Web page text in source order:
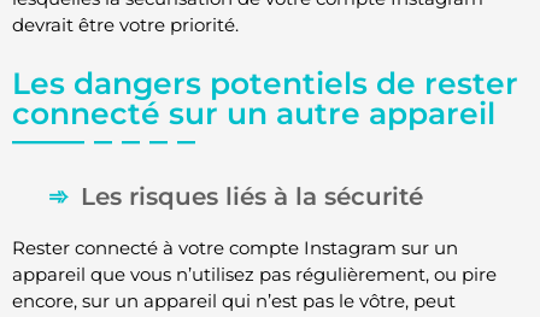
devrait être votre priorité.
Les dangers potentiels de rester
connecté sur un autre appareil
Les risques liés à la sécurité
Rester connecté à votre compte Instagram sur un
appareil que vous n’utilisez pas régulièrement, ou pire
encore, sur un appareil qui n’est pas le vôtre, peut